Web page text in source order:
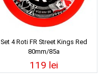
Set 4 Roti FR Street Kings Red
80mm/85a
119 lei